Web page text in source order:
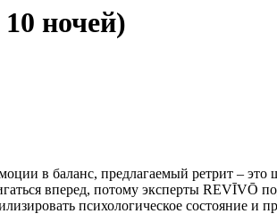
ночей)
в баланс, предлагаемый ретрит –
вперед, потому эксперты
психологическое состояние и